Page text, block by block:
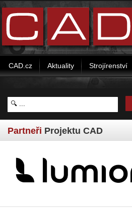
CAD.cz Aktuality Strojírenství
Partneři Projektu CAD